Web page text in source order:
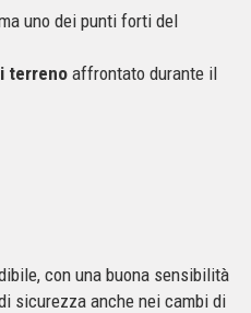
uno dei punti forti del
terreno affrontato durante il
con una buona sensibilità
sicurezza anche nei cambi di